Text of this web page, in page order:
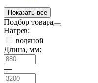
Показать все
Подбор товара
Нагрев:
водяной
Длина, мм:
—